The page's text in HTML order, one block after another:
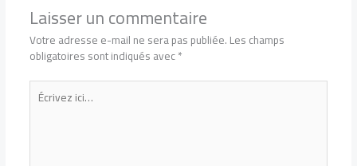
Laisser un commentaire
Votre adresse e-mail ne sera pas publiée.Les champs
obligatoires sont indiqués avec*
Écrivez
ici…